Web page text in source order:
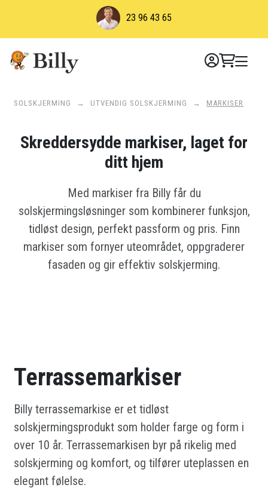
23 96 43 65
SOLSKJERMING → UTVENDIG SOLSKJERMING → MARKISER
Skreddersydde markiser, laget for
ditt hjem
Med markiser fra Billy får du
solskjermingsløsninger som kombinerer funksjon,
tidløst design, perfekt passform og pris. Finn
markiser som fornyer uteområdet, oppgraderer
fasaden og gir effektiv solskjerming.
Terrassemarkiser
Billy terrassemarkise er et tidløst
solskjermingsprodukt som holder farge og form i
over 10 år. Terrassemarkisen byr på rikelig med
solskjerming og komfort, og tilfører uteplassen en
elegant følelse.